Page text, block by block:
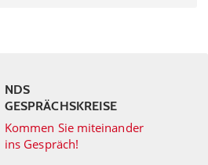
NDS
GESPRÄCHSKREISE
Kommen Sie miteinander
ins Gespräch!